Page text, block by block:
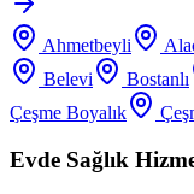
Ahmetbeyli
Belevi
Bostanlı
Çeşme Boyalık
Evde Sağlık